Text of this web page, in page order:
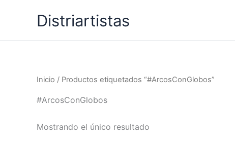
Distriartistas
Inicio / Productos etiquetados “#ArcosConGlobos”
#ArcosConGlobos
Mostrando el único resultado